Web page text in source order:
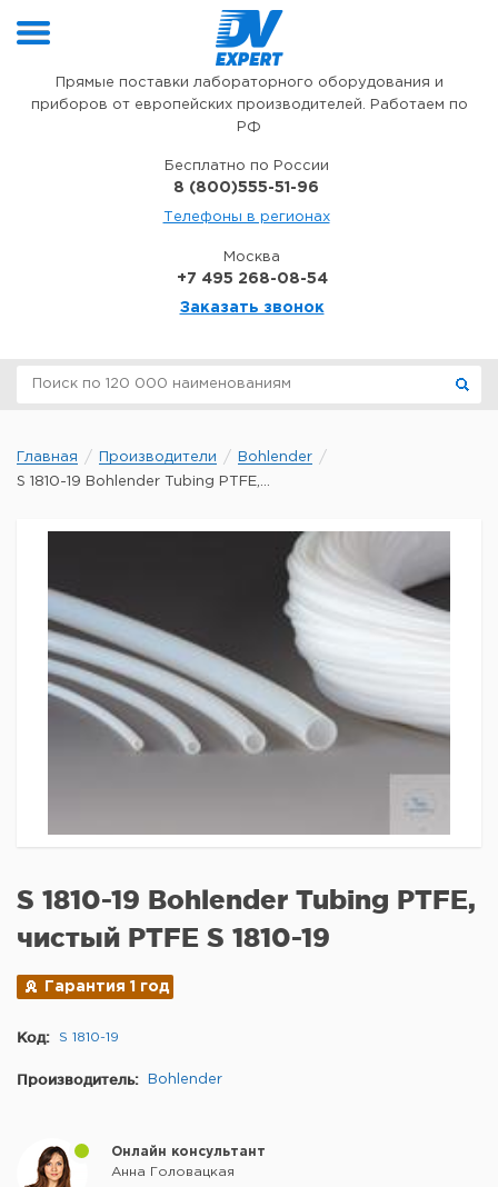
Прямые поставки лабораторного оборудования и
приборов от европейских производителей. Работаем по
РФ
Бесплатно по России
8 (800)555-51-96
Телефоны в регионах
Москва
+7 495 268-08-54
Заказать звонок
Главная Производители
Bohlender
S 1810-19 Bohlender Tubing PTFE,...
S 1810-19 Bohlender Tubing PTFE,
чистый PTFE S 1810-19
Гарантия 1 год
Код: S 1810-19
Производитель: Bohlender
Онлайн консультант
Анна Головацкая